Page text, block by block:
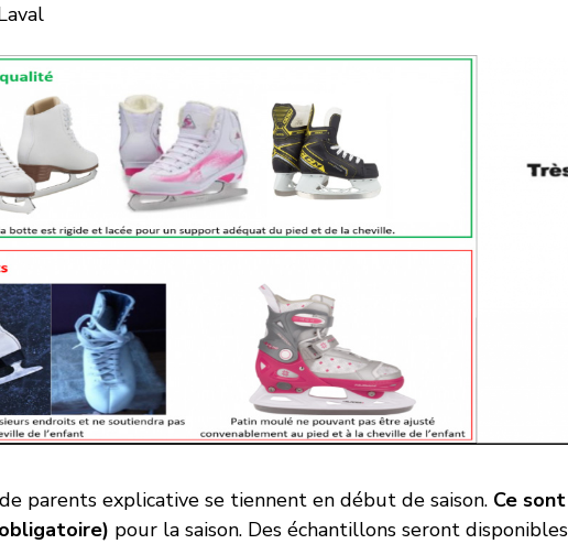
parents explicative se tiennent en début de saison. Ce
pour la saison. Des échantillons seront